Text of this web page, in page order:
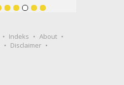
Indeks
About
Disclaimer